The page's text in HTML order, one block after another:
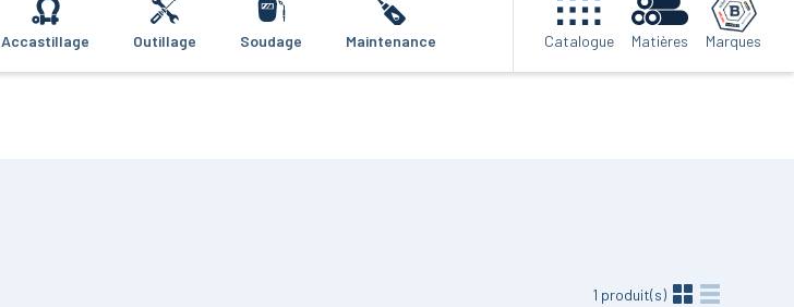
Accastillage Outillage Soudage Maintenance Catalogue Matières Marques
1 produit(s)